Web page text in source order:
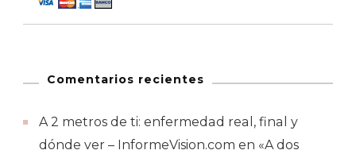
Comentarios recientes
A 2 metros de ti: enfermedad real, final y
dónde ver – InformeVision.com en «A dos